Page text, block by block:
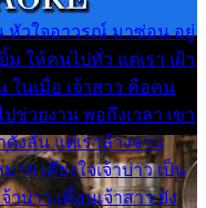
หัวใจอาวรณ์ มาซ่อน อยู่
ให้คนไปทั่ว แต่เรา เฝ้า
ในเมื่อ เจ้าสาว คือคน
ช่วยงาน พอถึงเวลา เขา
งลั่น แต่เราล้างจาน
ย เคียงใจเจ้าบ่าว เป็น
บ่าว เพื่อนเจ้าสาว ยัง